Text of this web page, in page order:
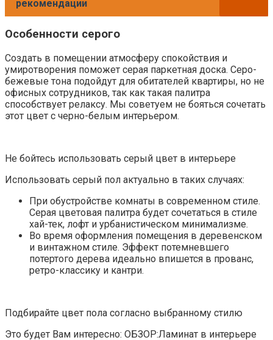
рекомендации
Особенности серого
Создать в помещении атмосферу спокойствия и
умиротворения поможет серая паркетная доска. Серо-
бежевые тона подойдут для обитателей квартиры, но не
офисных сотрудников, так как такая палитра
способствует релаксу. Мы советуем не бояться сочетать
этот цвет с черно-белым интерьером.
Не бойтесь использовать серый цвет в интерьере
Использовать серый пол актуально в таких случаях:
При обустройстве комнаты в современном стиле.
Серая цветовая палитра будет сочетаться в стиле
хай-тек, лофт и урбанистическом минимализме.
Во время оформления помещения в деревенском
и винтажном стиле. Эффект потемневшего
потертого дерева идеально впишется в прованс,
ретро-классику и кантри.
Подбирайте цвет пола согласно выбранному стилю
Это будет Вам интересно: ОБЗОР:Ламинат в интерьере